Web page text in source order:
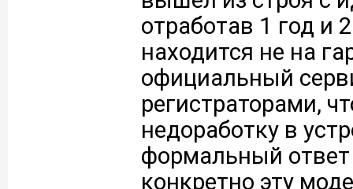
отработав 1 год и
находится не на
официальный
регистраторами,
недоработку в
формальный
конкретно эту